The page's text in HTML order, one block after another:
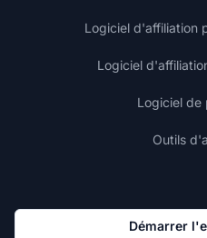
Logiciel d'affiliation
Logiciel
Logiciel de
Outils
Démarrer